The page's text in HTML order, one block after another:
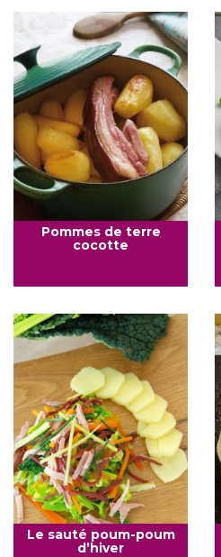
Pommes de terre
cocotte
Le sauté poum-poum
d’hiver